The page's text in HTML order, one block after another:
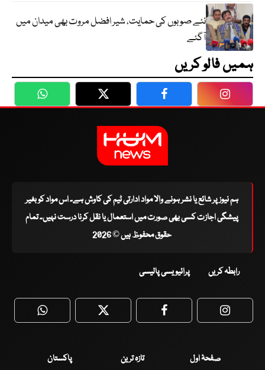
نئے صوبوں کی حمایت، شیر افضل مروت بھی میدان میں
آگئے
ہمیں فالو کریں
WhatsApp Twitter Facebook
ہم نیوز پر شائع یا نشر ہونے والا مواد ادارتی ٹیم کی کاوش ہے۔ اس مواد کو بغیر
پیشگی اجازت کسی بھی صورت میں استعمال یا نقل کرنا درست نہیں۔ تمام
حقوق محفوظ ہیں © 2026
رابطہ کریں پرائیویسی پالیسی
WhatsApp Twitter Facebook
صفحۂ اول تازہ ترین
پاکستان